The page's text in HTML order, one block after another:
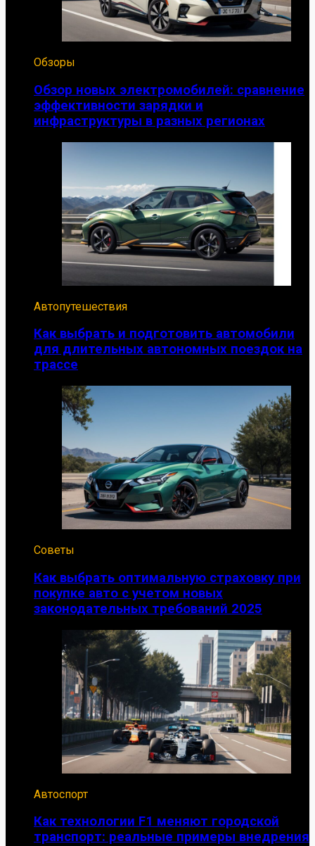
Обзоры
Обзор новых электромобилей: сравнение
эффективности зарядки и
инфраструктуры в разных регионах
Автопутешествия
Как выбрать и подготовить автомобили
для длительных автономных поездок на
трассе
Советы
Как выбрать оптимальную страховку при
покупке авто с учетом новых
законодательных требований 2025
Автоспорт
Как технологии F1 меняют городской
транспорт: реальные примеры внедрения